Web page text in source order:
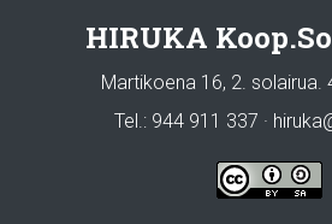
HIRUKA
Martikoena 16, 2. solairua.
Tel.: 944 911 337 ·